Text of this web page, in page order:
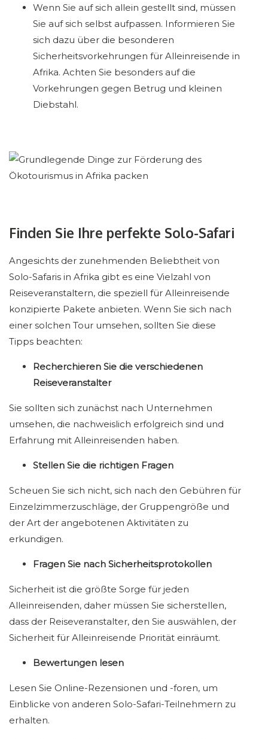
Wenn Sie auf sich allein gestellt sind, müssen
Sie auf sich selbst aufpassen. Informieren Sie
sich dazu über die besonderen
Sicherheitsvorkehrungen für Alleinreisende in
Afrika. Achten Sie besonders auf die
Vorkehrungen gegen Betrug und kleinen
Diebstahl.
Finden Sie Ihre perfekte Solo-Safari
Angesichts der zunehmenden Beliebtheit von
Solo-Safaris in Afrika gibt es eine Vielzahl von
Reiseveranstaltern, die speziell für Alleinreisende
konzipierte Pakete anbieten. Wenn Sie sich nach
einer solchen Tour umsehen, sollten Sie diese
Tipps beachten:
Recherchieren Sie die verschiedenen
Reiseveranstalter
Sie sollten sich zunächst nach Unternehmen
umsehen, die nachweislich erfolgreich sind und
Erfahrung mit Alleinreisenden haben.
Stellen Sie die richtigen Fragen
Scheuen Sie sich nicht, sich nach den Gebühren für
Einzelzimmerzuschläge, der Gruppengröße und
der Art der angebotenen Aktivitäten zu
erkundigen.
Fragen Sie nach Sicherheitsprotokollen
Sicherheit ist die größte Sorge für jeden
Alleinreisenden, daher müssen Sie sicherstellen,
dass der Reiseveranstalter, den Sie auswählen, der
Sicherheit für Alleinreisende Priorität einräumt.
Bewertungen lesen
Lesen Sie Online-Rezensionen und -foren, um
Einblicke von anderen Solo-Safari-Teilnehmern zu
erhalten.